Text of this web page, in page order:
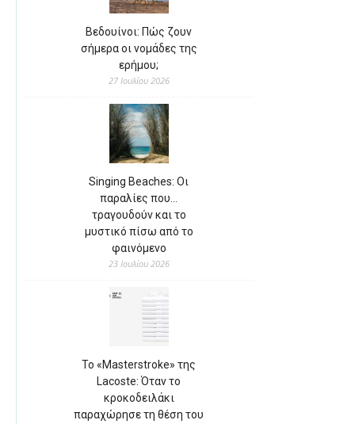
Βεδουίνοι: Πώς ζουν
σήμερα οι νομάδες της
ερήμου;
27 Ιουλίου 2026
Singing Beaches: Οι
παραλίες που…
τραγουδούν και το
μυστικό πίσω από το
φαινόμενο
23 Ιουλίου 2026
Το «Masterstroke» της
Lacoste: Όταν το
κροκοδειλάκι
παραχώρησε τη θέση του